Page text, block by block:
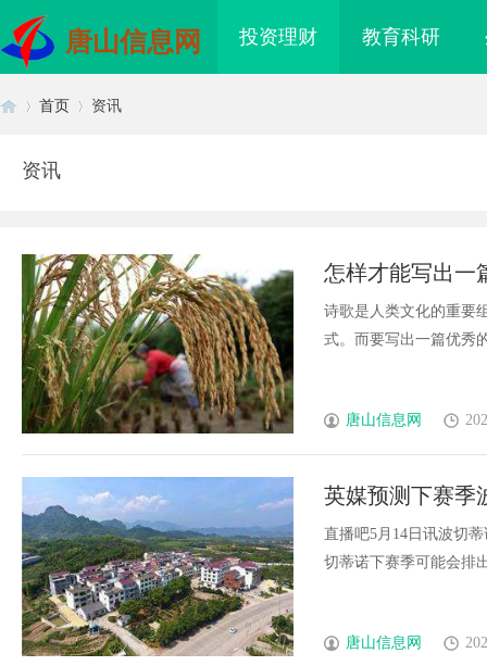
唐山信息网 投资理财 教育科研
首页 资讯
资讯
怎样才能写出一
诗歌是人类文化的重要
式。而要写出一篇优秀
唐山信息网
英媒预测下赛季
昆库加盟
直播吧5月14日讯波切
切蒂诺下赛季可能会排
唐山信息网
配眼镜 武汉配眼镜 上海配眼镜